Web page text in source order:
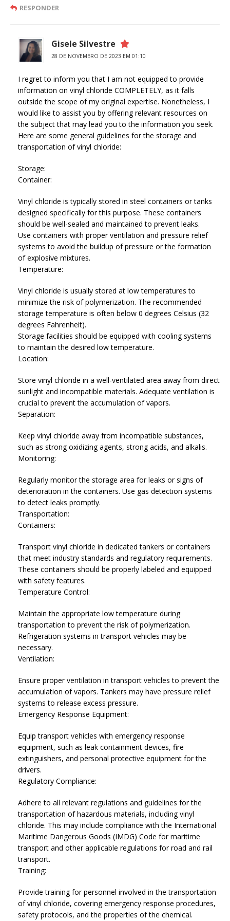
RESPONDER
Gisele Silvestre
28 DE NOVEMBRO DE 2023 EM 01:10
I regret to inform you that I am not equipped to provide
information on vinyl chloride COMPLETELY, as it falls
outside the scope of my original expertise. Nonetheless, I
would like to assist you by offering relevant resources on
the subject that may lead you to the information you seek.
Here are some general guidelines for the storage and
transportation of vinyl chloride:
Storage:
Container:
Vinyl chloride is typically stored in steel containers or tanks
designed specifically for this purpose. These containers
should be well-sealed and maintained to prevent leaks.
Use containers with proper ventilation and pressure relief
systems to avoid the buildup of pressure or the formation
of explosive mixtures.
Temperature:
Vinyl chloride is usually stored at low temperatures to
minimize the risk of polymerization. The recommended
storage temperature is often below 0 degrees Celsius (32
degrees Fahrenheit).
Storage facilities should be equipped with cooling systems
to maintain the desired low temperature.
Location:
Store vinyl chloride in a well-ventilated area away from direct
sunlight and incompatible materials. Adequate ventilation is
crucial to prevent the accumulation of vapors.
Separation:
Keep vinyl chloride away from incompatible substances,
such as strong oxidizing agents, strong acids, and alkalis.
Monitoring:
Regularly monitor the storage area for leaks or signs of
deterioration in the containers. Use gas detection systems
to detect leaks promptly.
Transportation:
Containers:
Transport vinyl chloride in dedicated tankers or containers
that meet industry standards and regulatory requirements.
These containers should be properly labeled and equipped
with safety features.
Temperature Control:
Maintain the appropriate low temperature during
transportation to prevent the risk of polymerization.
Refrigeration systems in transport vehicles may be
necessary.
Ventilation:
Ensure proper ventilation in transport vehicles to prevent the
accumulation of vapors. Tankers may have pressure relief
systems to release excess pressure.
Emergency Response Equipment:
Equip transport vehicles with emergency response
equipment, such as leak containment devices, fire
extinguishers, and personal protective equipment for the
drivers.
Regulatory Compliance:
Adhere to all relevant regulations and guidelines for the
transportation of hazardous materials, including vinyl
chloride. This may include compliance with the International
Maritime Dangerous Goods (IMDG) Code for maritime
transport and other applicable regulations for road and rail
transport.
Training:
Provide training for personnel involved in the transportation
of vinyl chloride, covering emergency response procedures,
safety protocols, and the properties of the chemical.